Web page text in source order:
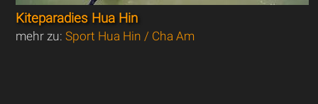
Kiteparadies Hua Hin
mehr zu:Sport Hua Hin / Cha Am